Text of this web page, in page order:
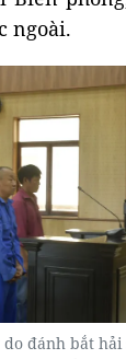
ngoài.
đánh bắt